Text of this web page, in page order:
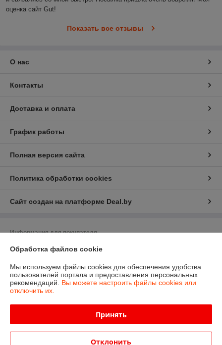
оценка сайт Gut!
Показать все отзывы
О нас
Контакты
Доставка и оплата
График работы
Полная версия сайта
Политика обработки cookies
Сайт создан на платформе Deal.by
Информация для покупателя
Юридическое лицо:ОДО Ингода-Торг
222518, г. Борисов, ул. Строителей, 23
Регистрационный номер ЕГР: 690397216
УНП: 690397216
Дата регистрации компании: 14.06.2006
Ссылка на свидетельство/лицензию
Обработка файлов cookie
Мы используем файлы cookies для обеспечения удобства
пользователей портала и предоставления персональных
рекомендаций. Вы можете настроить файлы cookies или
отключить их.
Принять
Отклонить